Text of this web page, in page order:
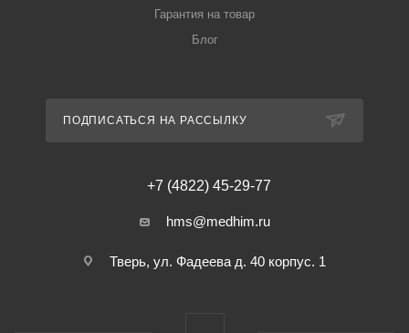
Гарантия на товар
Блог
ПОДПИСАТЬСЯ НА РАССЫЛКУ
+7 (4822) 45-29-77
hms@medhim.ru
Тверь, ул. Фадеева д. 40 корпус. 1